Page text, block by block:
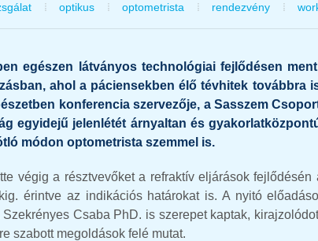
optikus optometrista rendezvény
egészen látványos technológiai fejlődésen
ahol a páciensekben élő tévhitek továbbra
konferencia szervezője, a Sasszem
egyidejű jelenlétét árnyaltan és
módon optometrista szemmel is.
végig a résztvevőket a refraktív eljárások fejlődésén
érintve az indikációs határokat is. A nyitó
Csaba PhD. is szerepet kaptak,
szabott megoldások felé mutat.